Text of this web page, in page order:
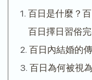
百日是什麼？
百日擇日習俗
百日內結婚的
百日為何被視